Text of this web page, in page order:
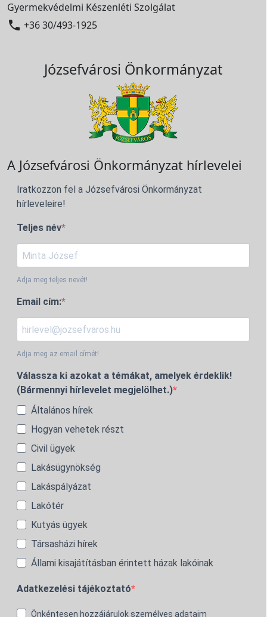
Gyermekvédelmi Készenléti Szolgálat
 +36 30/493-1925
Józsefvárosi Önkormányzat
A Józsefvárosi Önkormányzat hírlevelei
Iratkozzon fel a Józsefvárosi Önkormányzat
hírleveleire!
Teljes név
Adja meg teljes nevét!
Email cím:
Adja meg az email címét!
Válassza ki azokat a témákat, amelyek érdeklik!
(Bármennyi hírlevelet megjelölhet.)
Általános hírek
Hogyan vehetek részt
Civil ügyek
Lakásügynökség
Lakáspályázat
Lakótér
Kutyás ügyek
Társasházi hírek
Állami kisajátításban érintett házak lakóinak
Adatkezelési tájékoztató
Önkéntesen hozzájárulok személyes adataim